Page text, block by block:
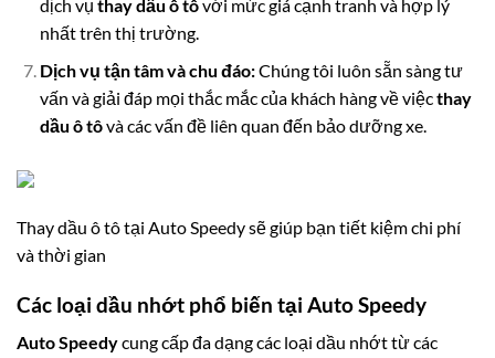
dịch vụ thay dầu ô tôvới mức giá cạnh tranh và hợp lý
nhất trên thị trường.
Dịch vụ tận tâm và chu đáo:Chúng tôi luôn sẵn sàng tư
vấn và giải đáp mọi thắc mắc của khách hàng về việcthay
dầu ô tôvà các vấn đề liên quan đến bảo dưỡng xe.
Thay dầu ô tô tại Auto Speedy sẽ giúp bạn tiết kiệm chi phí
và thời gian
Các loại dầu nhớt phổ biến tại Auto Speedy
Auto Speedycung cấp đa dạng các loại dầu nhớt từ các